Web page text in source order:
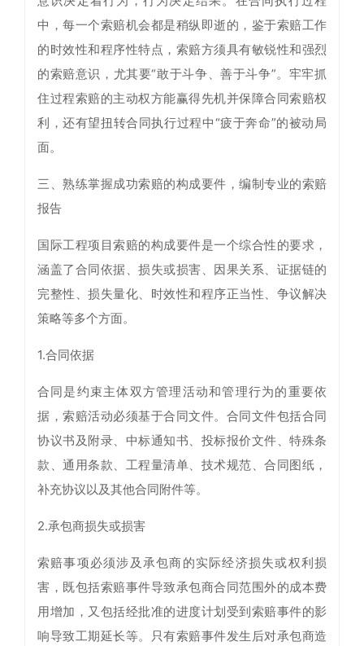
中，每一个索赔机会都是稍纵即逝的，鉴于索赔工作
的时效性和程序性特点，索赔方须具有敏锐性和强烈
的索赔意识，尤其要“敢于斗争、善于斗争”。牢牢抓
住过程索赔的主动权方能赢得先机并保障合同索赔权
利，还有望扭转合同执行过程中“疲于奔命”的被动局
面。
三、熟练掌握成功索赔的构成要件，编制专业的索赔
报告
国际工程项目索赔的构成要件是一个综合性的要求，
涵盖了合同依据、损失或损害、因果关系、证据链的
完整性、损失量化、时效性和程序正当性、争议解决
策略等多个方面。
1.合同依据
合同是约束主体双方管理活动和管理行为的重要依
据，索赔活动必须基于合同文件。合同文件包括合同
协议书及附录、中标通知书、投标报价文件、特殊条
款、通用条款、工程量清单、技术规范、合同图纸，
补充协议以及其他合同附件等。
2.承包商损失或损害
索赔事项必须涉及承包商的实际经济损失或权利损
害，既包括索赔事件导致承包商合同范围外的成本费
用增加，又包括经批准的进度计划受到索赔事件的影
响导致工期延长等。只有索赔事件发生后对承包商造